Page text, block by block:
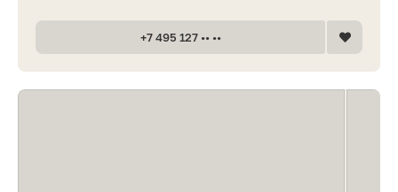
+7 495 127 •• ••